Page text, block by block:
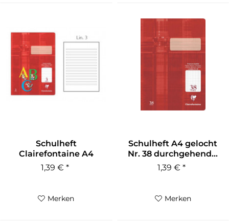
Schulheft
Clairefontaine A4
Lineatur 3 liniert 90g
1,39 € *
Merken
Schulheft A4 gelocht
Nr. 38 durchgehend...
1,39 € *
Merken